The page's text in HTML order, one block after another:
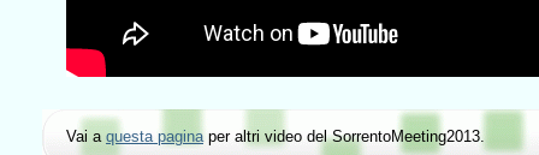
Vai a questa paginaper altri video del SorrentoMeeting2013.